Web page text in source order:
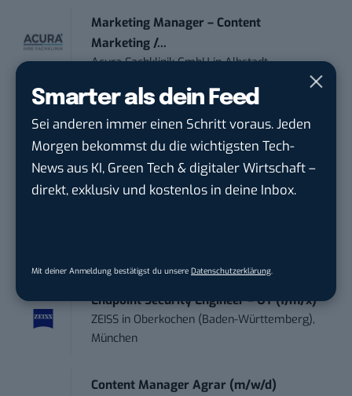
Smarter als dein Feed
Sei anderen immer einen Schritt voraus. Jeden
Morgen bekommst du die wichtigsten Tech-
News aus KI, Green Tech & digitaler Wirtschaft –
direkt, exklusiv und kostenlos in deine Inbox.
Mit deiner Anmeldung bestätigst du unsere Datenschutzerklärung
Marketing Manager – Content
Marketing /...
Acura Fachklinik GmbHinAlbstadt
Content Marketing Specialist Product &
Te...
Ferdinand Bilstein GmbH & Co. KG in
Ennepetal
Endpoint Security Engineer – OT (f/m/x)
ZEISS in Oberkochen (Baden-Württemberg),
München
Content Manager Agrar (m/w/d)